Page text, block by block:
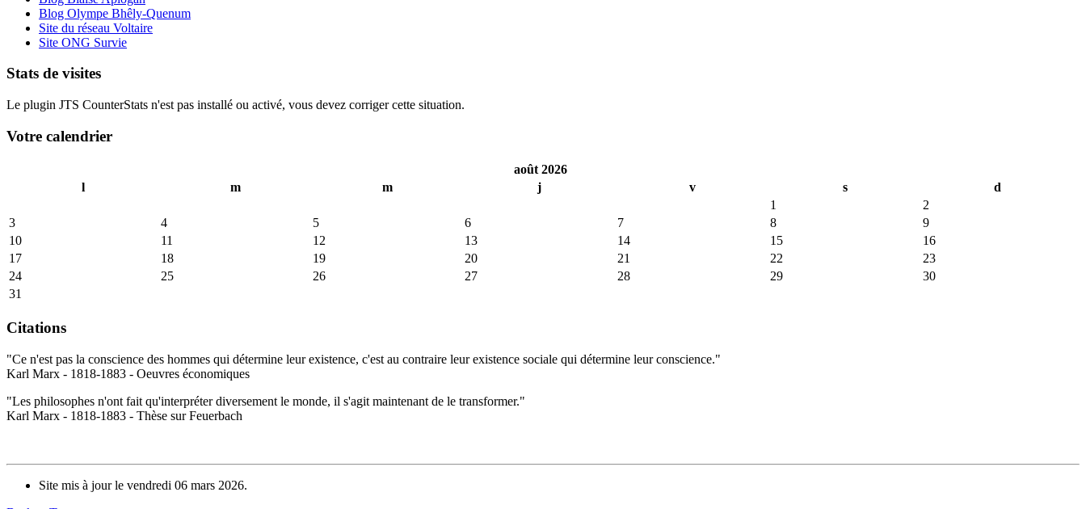
Blog Olympe Bhêly-Quenum
Site du réseau Voltaire
Site ONG Survie
Stats de visites
Le plugin JTS CounterStats n'est pas installé ou activé, vous devez corriger cette situation.
Votre calendrier
août 2026
l
m m j v s
d
1
2
3
4 5 6 7 8
9
10
11 12 13 14 15
16
17
18 19 20 21 22
23
24
25 26 27 28 29
30
31
Citations
"Ce n'est pas la conscience des hommes qui détermine leur existence, c'est au contraire leur existence sociale qui détermine leur conscience."
Karl Marx - 1818-1883 - Oeuvres économiques
"Les philosophes n'ont fait qu'interpréter diversement le monde, il s'agit maintenant de le transformer."
Karl Marx - 1818-1883 - Thèse sur Feuerbach
Site mis à jour le vendredi 06 mars 2026.